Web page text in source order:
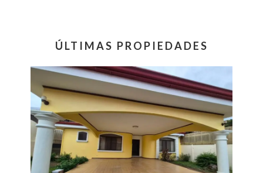
ÚLTIMAS PROPIEDADES